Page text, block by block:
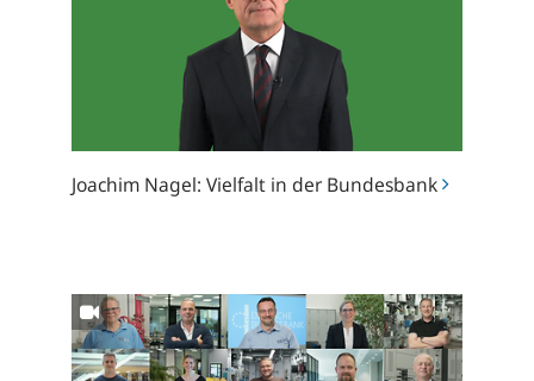
Joachim Nagel: Vielfalt in der Bundesbank
Technischer
Gebäudebetrieb